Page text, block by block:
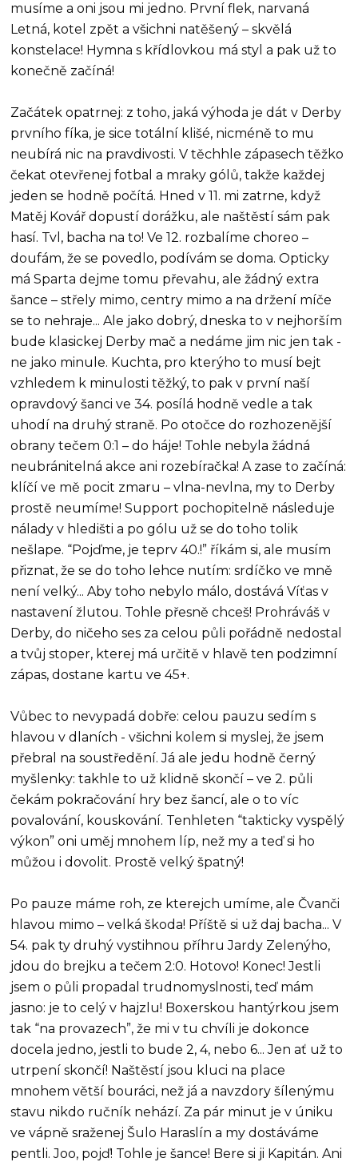
musíme a oni jsou mi jedno. První flek, narvaná
Letná, kotel zpět a všichni natěšený – skvělá
konstelace! Hymna s křídlovkou má styl a pak už to
konečně začíná!
Začátek opatrnej: z toho, jaká výhoda je dát v Derby
prvního fíka, je sice totální klišé, nicméně to mu
neubírá nic na pravdivosti. V těchhle zápasech těžko
čekat otevřenej fotbal a mraky gólů, takže každej
jeden se hodně počítá. Hned v 11. mi zatrne, když
Matěj Kovář dopustí dorážku, ale naštěstí sám pak
hasí. Tvl, bacha na to! Ve 12. rozbalíme choreo –
doufám, že se povedlo, podívám se doma. Opticky
má Sparta dejme tomu převahu, ale žádný extra
šance – střely mimo, centry mimo a na držení míče
se to nehraje... Ale jako dobrý, dneska to v nejhorším
bude klasickej Derby mač a nedáme jim nic jen tak -
ne jako minule. Kuchta, pro kterýho to musí bejt
vzhledem k minulosti těžký, to pak v první naší
opravdový šanci ve 34. posílá hodně vedle a tak
uhodí na druhý straně. Po otočce do rozhozenější
obrany tečem 0:1 – do háje! Tohle nebyla žádná
neubránitelná akce ani rozebíračka! A zase to začíná:
klíčí ve mě pocit zmaru – vlna-nevlna, my to Derby
prostě neumíme! Support pochopitelně následuje
nálady v hledišti a po gólu už se do toho tolik
nešlape. “Pojďme, je teprv 40.!” říkám si, ale musím
přiznat, že se do toho lehce nutím: srdíčko ve mně
není velký... Aby toho nebylo málo, dostává Víťas v
nastavení žlutou. Tohle přesně chceš! Prohráváš v
Derby, do ničeho ses za celou půli pořádně nedostal
a tvůj stoper, kterej má určitě v hlavě ten podzimní
zápas, dostane kartu ve 45+.
Vůbec to nevypadá dobře: celou pauzu sedím s
hlavou v dlaních - všichni kolem si myslej, že jsem
přebral na soustředění. Já ale jedu hodně černý
myšlenky: takhle to už klidně skončí – ve 2. půli
čekám pokračování hry bez šancí, ale o to víc
povalování, kouskování. Tenhleten “takticky vyspělý
výkon” oni uměj mnohem líp, než my a teď si ho
můžou i dovolit. Prostě velký špatný!
Po pauze máme roh, ze kterejch umíme, ale Čvanči
hlavou mimo – velká škoda! Příště si už daj bacha... V
54. pak ty druhý vystihnou příhru Jardy Zelenýho,
jdou do brejku a tečem 2:0. Hotovo! Konec! Jestli
jsem o půli propadal trudnomyslnosti, teď mám
jasno: je to celý v hajzlu! Boxerskou hantýrkou jsem
tak “na provazech”, že mi v tu chvíli je dokonce
docela jedno, jestli to bude 2, 4, nebo 6... Jen ať už to
utrpení skončí! Naštěstí jsou kluci na place
mnohem větší bouráci, než já a navzdory šílenýmu
stavu nikdo ručník nehází. Za pár minut je v úniku
ve vápně sraženej Šulo Haraslín a my dostáváme
pentli. Joo, pojď! Tohle je šance! Bere si ji Kapitán. Ani